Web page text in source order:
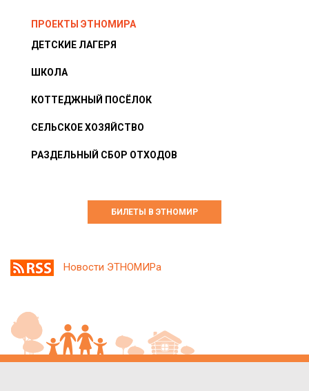
ПРОЕКТЫ ЭТНОМИРА
ДЕТСКИЕ ЛАГЕРЯ
ШКОЛА
КОТТЕДЖНЫЙ ПОСЁЛОК
СЕЛЬСКОЕ ХОЗЯЙСТВО
РАЗДЕЛЬНЫЙ СБОР ОТХОДОВ
БИЛЕТЫ В ЭТНОМИР
Новости ЭТНОМИРа